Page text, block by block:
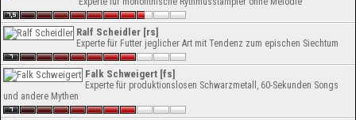
Ralf Scheidler [rs]
Experte für Futter jeglicher Art mit Tendenz zum epischen Siechtum
Falk Schweigert [fs]
Experte für produktionslosen Schwarzmetall, 60-Sekunden Songs
und andere Mythen